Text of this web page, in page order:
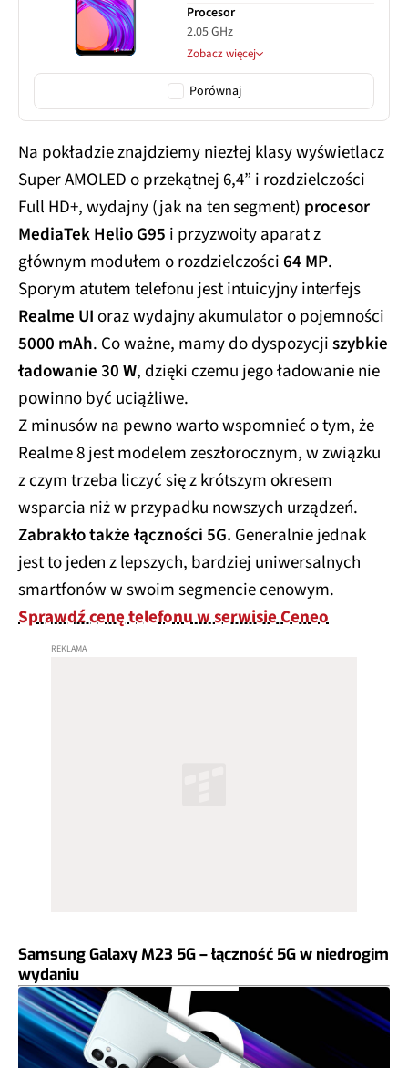
Procesor
2.05 GHz
Zobacz więcej
Porównaj
Na pokładzie znajdziemy niezłej klasy wyświetlacz
Super AMOLED o przekątnej 6,4” i rozdzielczości
Full HD+, wydajny (jak na ten segment) procesor
MediaTek Helio G95 i przyzwoity aparat z
głównym modułem o rozdzielczości64 MP.
Sporym atutem telefonu jest intuicyjny interfejs
Realme UIoraz wydajny akumulator o pojemności
5000 mAh. Co ważne, mamy do dyspozycjiszybkie
ładowanie 30 W, dzięki czemu jego ładowanie nie
powinno być uciążliwe.
Z minusów na pewno warto wspomnieć o tym, że
Realme 8 jest modelem zeszłorocznym, w związku
z czym trzeba liczyć się z krótszym okresem
wsparcia niż w przypadku nowszych urządzeń.
Zabrakło także łączności 5G. Generalnie jednak
jest to jeden z lepszych, bardziej uniwersalnych
smartfonów w swoim segmencie cenowym.
Sprawdź cenę telefonu w serwisie Ceneo
Samsung Galaxy M23 5G – łączność 5G w niedrogim
wydaniu